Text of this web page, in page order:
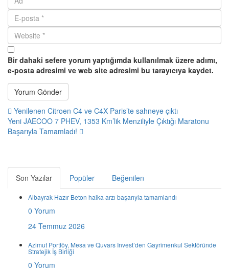
Bir dahaki sefere yorum yaptığımda kullanılmak üzere adımı,
e-posta adresimi ve web site adresimi bu tarayıcıya kaydet.
Yenilenen Citroen C4 ve C4X Paris’te sahneye çıktı
Yeni JAECOO 7 PHEV, 1353 Km’lik Menziliyle Çıktığı Maratonu
Başarıyla Tamamladı!
Son Yazılar Popüler Beğenilen
Albayrak Hazır Beton halka arzı başarıyla tamamlandı
0 Yorum
24 Temmuz 2026
Azimut Portföy, Mesa ve Quvars Invest’den Gayrimenkul Sektöründe
Stratejik İş Birliği
0 Yorum